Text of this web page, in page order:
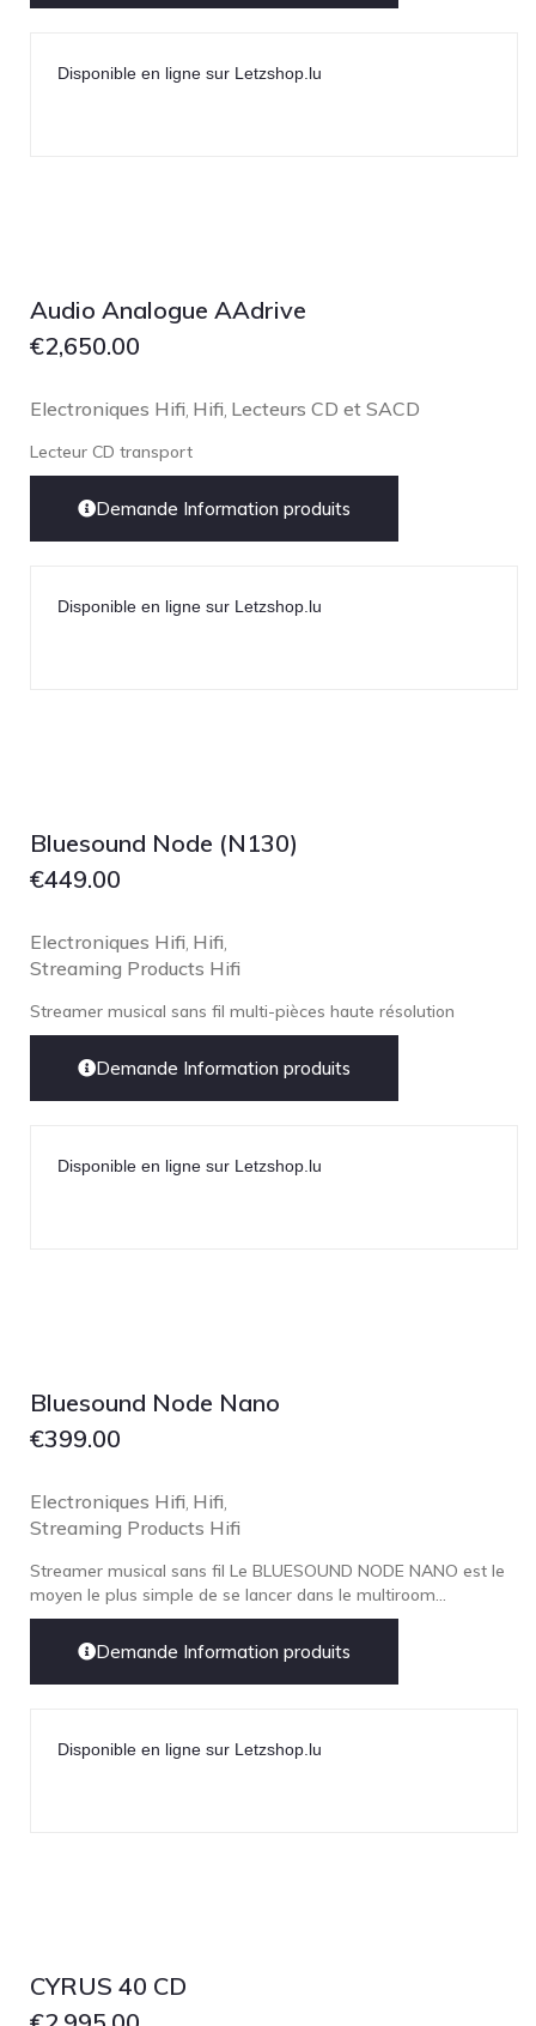
Disponible en ligne sur Letzshop.lu
Audio Analogue AAdrive
€2,650.00
Electroniques Hifi Hifi Lecteurs CD et SACD
Lecteur CD transport
Demande Information produits
Disponible en ligne sur Letzshop.lu
Bluesound Node (N130)
€449.00
Electroniques Hifi Hifi
Streaming Products Hifi
Streamer musical sans fil multi-pièces haute résolution
Demande Information produits
Disponible en ligne sur Letzshop.lu
Bluesound Node Nano
€399.00
Electroniques Hifi Hifi
Streaming Products Hifi
Streamer musical sans fil Le BLUESOUND NODE NANO est le
moyen le plus simple de se lancer dans le multiroom...
Demande Information produits
Disponible en ligne sur Letzshop.lu
CYRUS 40 CD